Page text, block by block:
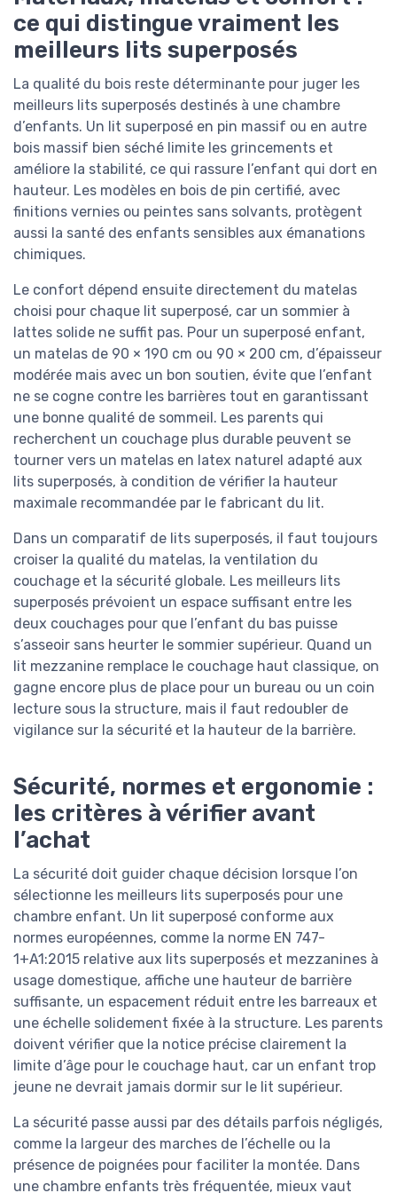
ce qui distingue vraiment les
meilleurs lits superposés
La qualité du bois reste déterminante pour juger les
meilleurs lits superposés destinés à une chambre
d’enfants. Un lit superposé en pin massif ou en autre
bois massif bien séché limite les grincements et
améliore la stabilité, ce qui rassure l’enfant qui dort en
hauteur. Les modèles en bois de pin certifié, avec
finitions vernies ou peintes sans solvants, protègent
aussi la santé des enfants sensibles aux émanations
chimiques.
Le confort dépend ensuite directement du matelas
choisi pour chaque lit superposé, car un sommier à
lattes solide ne suffit pas. Pour un superposé enfant,
un matelas de 90 × 190 cm ou 90 × 200 cm, d’épaisseur
modérée mais avec un bon soutien, évite que l’enfant
ne se cogne contre les barrières tout en garantissant
une bonne qualité de sommeil. Les parents qui
recherchent un couchage plus durable peuvent se
tourner vers un matelas en latex naturel adapté aux
lits superposés, à condition de vérifier la hauteur
maximale recommandée par le fabricant du lit.
Dans un comparatif de lits superposés, il faut toujours
croiser la qualité du matelas, la ventilation du
couchage et la sécurité globale. Les meilleurs lits
superposés prévoient un espace suffisant entre les
deux couchages pour que l’enfant du bas puisse
s’asseoir sans heurter le sommier supérieur. Quand un
lit mezzanine remplace le couchage haut classique, on
gagne encore plus de place pour un bureau ou un coin
lecture sous la structure, mais il faut redoubler de
vigilance sur la sécurité et la hauteur de la barrière.
Sécurité, normes et ergonomie :
les critères à vérifier avant
l’achat
La sécurité doit guider chaque décision lorsque l’on
sélectionne les meilleurs lits superposés pour une
chambre enfant. Un lit superposé conforme aux
normes européennes, comme la norme EN 747-
1+A1:2015 relative aux lits superposés et mezzanines à
usage domestique, affiche une hauteur de barrière
suffisante, un espacement réduit entre les barreaux et
une échelle solidement fixée à la structure. Les parents
doivent vérifier que la notice précise clairement la
limite d’âge pour le couchage haut, car un enfant trop
jeune ne devrait jamais dormir sur le lit supérieur.
La sécurité passe aussi par des détails parfois négligés,
comme la largeur des marches de l’échelle ou la
présence de poignées pour faciliter la montée. Dans
une chambre enfants très fréquentée, mieux vaut